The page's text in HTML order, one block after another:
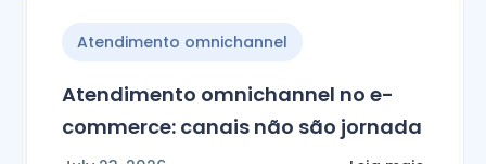
Atendimento omnichannel
Atendimento omnichannel no e-
commerce: canais não são jornada